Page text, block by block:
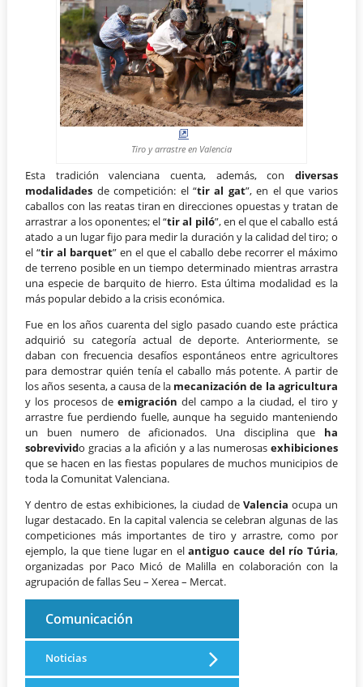
Tiro y arrastre en Valencia
Esta tradición valenciana cuenta, además, con diversas
modalidades de competición: el “tir al gat”, en el que varios
caballos con las reatas tiran en direcciones opuestas y tratan de
arrastrar a los oponentes; el “tir al piló”, en el que el caballo está
atado a un lugar fijo para medir la duración y la calidad del tiro; o
el “tir al barquet” en el que el caballo debe recorrer el máximo
de terreno posible en un tiempo determinado mientras arrastra
una especie de barquito de hierro. Esta última modalidad es la
más popular debido a la crisis económica.
Fue en los años cuarenta del siglo pasado cuando este práctica
adquirió su categoría actual de deporte. Anteriormente, se
daban con frecuencia desafíos espontáneos entre agricultores
para demostrar quién tenía el caballo más potente. A partir de
los años sesenta, a causa de la mecanización de la agricultura
y los procesos de emigración del campo a la ciudad, el tiro y
arrastre fue perdiendo fuelle, aunque ha seguido manteniendo
un buen numero de aficionados. Una disciplina que ha
sobrevivido gracias a la afición y a las numerosas exhibiciones
que se hacen en las fiestas populares de muchos municipios de
toda la Comunitat Valenciana.
Y dentro de estas exhibiciones, la ciudad de Valencia ocupa un
lugar destacado. En la capital valencia se celebran algunas de las
competiciones más importantes de tiro y arrastre, como por
ejemplo, la que tiene lugar en elantiguo cauce del río Túria,
organizadas por Paco Micó de Malilla en colaboración con la
agrupación de fallas Seu – Xerea – Mercat.
Comunicación
Noticias